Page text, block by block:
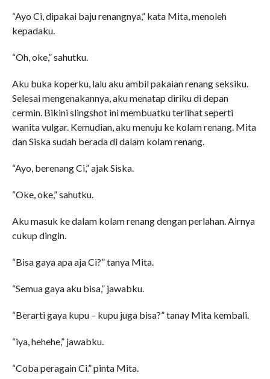
“Ayo Ci, dipakai baju renangnya,” kata Mita, menoleh
kepadaku.
“Oh, oke,” sahutku.
Aku buka koperku, lalu aku ambil pakaian renang seksiku.
Selesai mengenakannya, aku menatap diriku di depan
cermin. Bikini slingshot ini membuatku terlihat seperti
wanita vulgar. Kemudian, aku menuju ke kolam renang. Mita
dan Siska sudah berada di dalam kolam renang.
“Ayo, berenang Ci,” ajak Siska.
“Oke, oke,” sahutku.
Aku masuk ke dalam kolam renang dengan perlahan. Airnya
cukup dingin.
“Bisa gaya apa aja Ci?” tanya Mita.
“Semua gaya aku bisa,” jawabku.
“Berarti gaya kupu – kupu juga bisa?” tanay Mita kembali.
“iya, hehehe,” jawabku.
“Coba peragain Ci.” pinta Mita.